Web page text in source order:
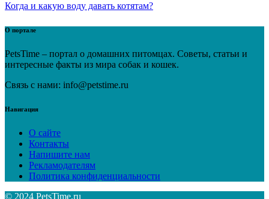
Когда и какую воду давать котятам?
О портале
PetsTime – портал о домашних питомцах. Советы, статьи и
интересные факты из мира собак и кошек.
Связь с нами: info@petstime.ru
Навигация
О сайте
Контакты
Напишите нам
Рекламодателям
Политика конфиденциальности
© 2024 PetsTime.ru